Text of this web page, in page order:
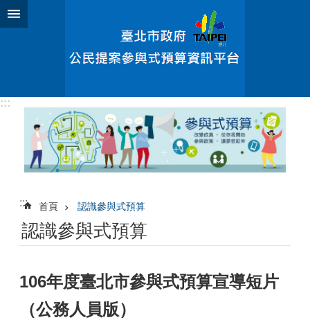
跳到主要內容區塊
:::
::: 首頁 認識參與式預算
認識參與式預算
106年度臺北市參與式預算宣導短片
（公務人員版）